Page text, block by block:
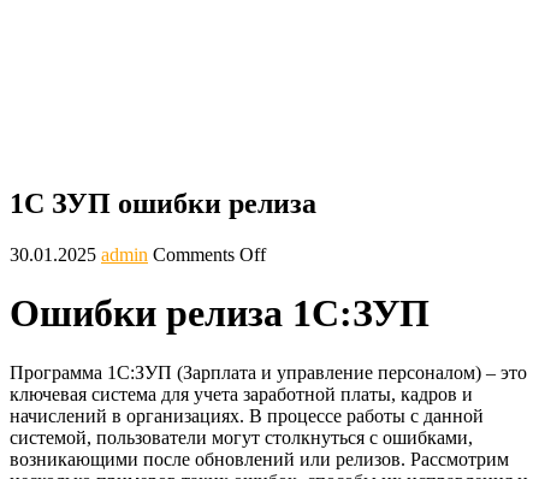
1С ЗУП ошибки релиза
30.01.2025 admin Comments Off
Ошибки релиза 1С:ЗУП
Программа 1С:ЗУП (Зарплата и управление персоналом) – это
ключевая система для учета заработной платы, кадров и
начислений в организациях. В процессе работы с данной
системой, пользователи могут столкнуться с ошибками,
возникающими после обновлений или релизов. Рассмотрим